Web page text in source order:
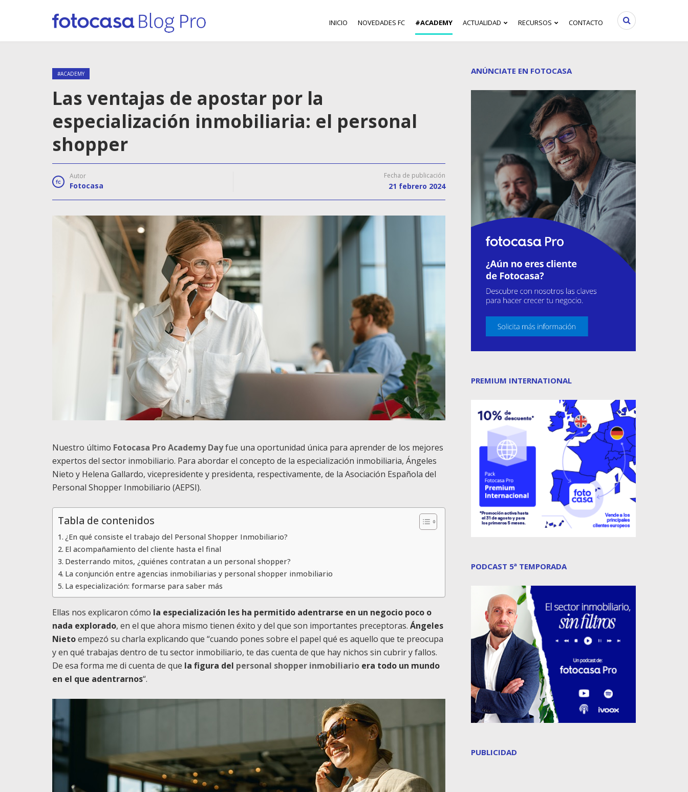
INICIO NOVEDADES FC #ACADEMY ACTUALIDAD RECURSOS CONTACTO
#ACADEMY
Las ventajas de apostar por la
especialización inmobiliaria: el personal
shopper
Autor
Fotocasa
Fecha de publicación
21 febrero 2024
Nuestro último Fotocasa Pro Academy Dayfue una oportunidad única para aprender de los mejores
expertos del sector inmobiliario. Para abordar el concepto de la especialización inmobiliaria, Ángeles
Nieto y Helena Gallardo, vicepresidente y presidenta, respectivamente, de la Asociación Española del
Personal Shopper Inmobiliario (AEPSI).
Tabla de contenidos
¿En qué consiste el trabajo del Personal Shopper Inmobiliario?
El acompañamiento del cliente hasta el final
Desterrando mitos, ¿quiénes contratan a un personal shopper?
La conjunción entre agencias inmobiliarias y personal shopper inmobiliario
La especialización: formarse para saber más
Ellas nos explicaron cómo la especialización les ha permitido adentrarse en un negocio poco o
nada explorado, en el que ahora mismo tienen éxito y del que son importantes preceptoras. Ángeles
Nietoempezó su charla explicando que “cuando pones sobre el papel qué es aquello que te preocupa
y en qué trabajas dentro de tu sector inmobiliario, te das cuenta de que hay nichos sin cubrir y fallos.
De esa forma me di cuenta de que la figura del personal shopper inmobiliario era todo un mundo
en el que adentrarnos“.
ANÚNCIATE EN FOTOCASA
PREMIUM INTERNATIONAL
PODCAST 5ª TEMPORADA
PUBLICIDAD